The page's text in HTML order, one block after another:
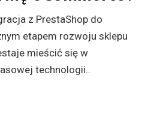
z PrestaShop do
etapem rozwoju sklepu
mieścić się w
technologii..